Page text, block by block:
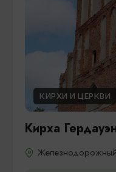
КИРХИ И ЦЕРКВИ
Кирха